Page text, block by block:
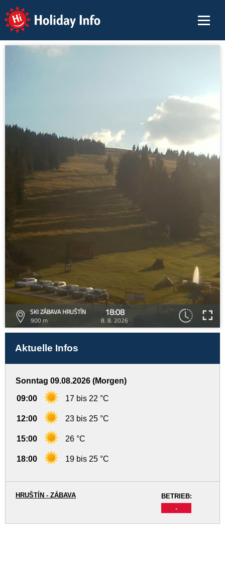
Holiday Info
SKI ZÁBAVA HRUŠTÍN
900 m
18:08
8. 8. 2026
Aktuelle Infos
Sonntag 09.08.2026 (Morgen)
09:00 17 bis 22 °C
12:00 23 bis 25 °C
15:00 26 °C
18:00 19 bis 25 °C
BETRIEB:
-
HRUŠTÍN - ZÁBAVA